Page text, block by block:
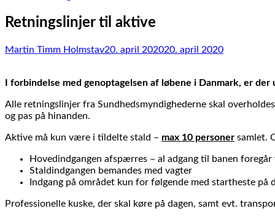
Retningslinjer til aktive
Martin Timm Holmstav20. april 202020. april 2020
I forbindelse med genoptagelsen af løbene i Danmark, er
Alle retningslinjer fra Sundhedsmyndighederne skal
og pas på hinanden.
Aktive må kun være i tildelte stald – max 10 personer samlet.
Hovedindgangen afspærres – al adgang til banen foregår
Staldindgangen bemandes med vagter
Indgang på området kun for følgende med startheste på
Professionelle kuske, der skal køre på dagen, samt evt.